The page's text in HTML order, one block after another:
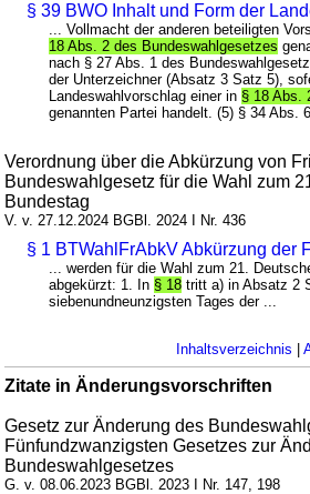
§ 39 BWO Inhalt und Form der
... Vollmacht der anderen beteiligten
18 Abs. 2 des Bundeswahlgesetzes
nach § 27 Abs. 1 des
der Unterzeichner (Absatz 3 Satz 5),
Landeswahlvorschlag einer in § 18 Abs.
genannten Partei handelt. (5) § 34 Abs.
Verordnung über die Abkürzung von
Bundeswahlgesetz für die Wahl zum
Bundestag
V. v. 27.12.2024 BGBl. 2024 I Nr. 436
§ 1 BTWahlFrAbkV Abkürzung der
... werden für die Wahl zum 21.
abgekürzt: 1. In § 18 tritt a) in Absatz 2
siebenundneunzigsten Tages der ...
Inhaltsverzeichnis
Zitate in Änderungsvorschriften
Gesetz zur Änderung des
Fünfundzwanzigsten Gesetzes zur
Bundeswahlgesetzes
G. v. 08.06.2023 BGBl. 2023 I Nr. 147, 198